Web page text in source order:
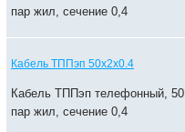
пар жил, сечение 0,4
Кабель ТППэп 50х2х0.4
Кабель ТППэп телефонный, 50
пар жил, сечение 0,4